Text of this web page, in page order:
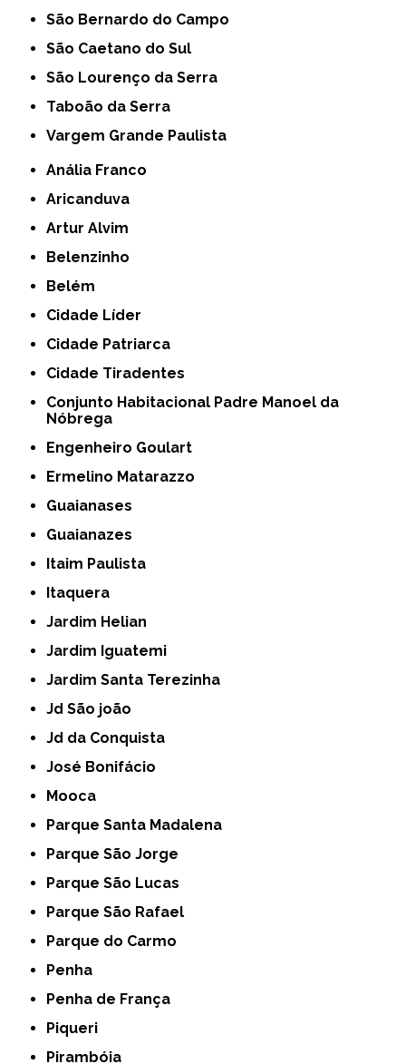
São Bernardo do Campo
São Caetano do Sul
São Lourenço da Serra
Taboão da Serra
Vargem Grande Paulista
Anália Franco
Aricanduva
Artur Alvim
Belenzinho
Belém
Cidade Líder
Cidade Patriarca
Cidade Tiradentes
Conjunto Habitacional Padre Manoel da
Nóbrega
Engenheiro Goulart
Ermelino Matarazzo
Guaianases
Guaianazes
Itaim Paulista
Itaquera
Jardim Helian
Jardim Iguatemi
Jardim Santa Terezinha
Jd São joão
Jd da Conquista
José Bonifácio
Mooca
Parque Santa Madalena
Parque São Jorge
Parque São Lucas
Parque São Rafael
Parque do Carmo
Penha
Penha de França
Piqueri
Pirambóia